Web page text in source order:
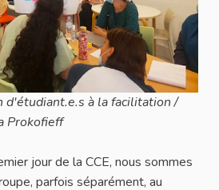
d'étudiant.e.s à la facilitation /
Prokofieff
jour de la CCE, nous sommes
parfois séparément, au